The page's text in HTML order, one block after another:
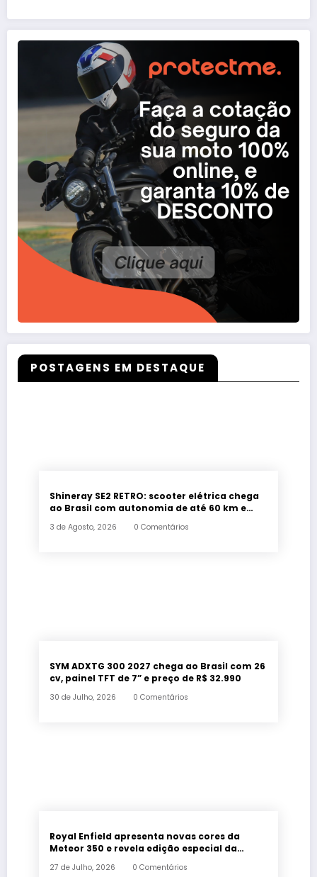
POSTAGENS EM DESTAQUE
Shineray SE2 RETRO: scooter elétrica chega
ao Brasil com autonomia de até 60 km e
3 de Agosto, 2026 0 Comentários
SYM ADXTG 300 2027 chega ao Brasil com 26
cv, painel TFT de 7” e preço de R$ 32.990
30 de Julho, 2026 0 Comentários
Royal Enfield apresenta novas cores da
Meteor 350 e revela edição especial da
27 de Julho, 2026 0 Comentários